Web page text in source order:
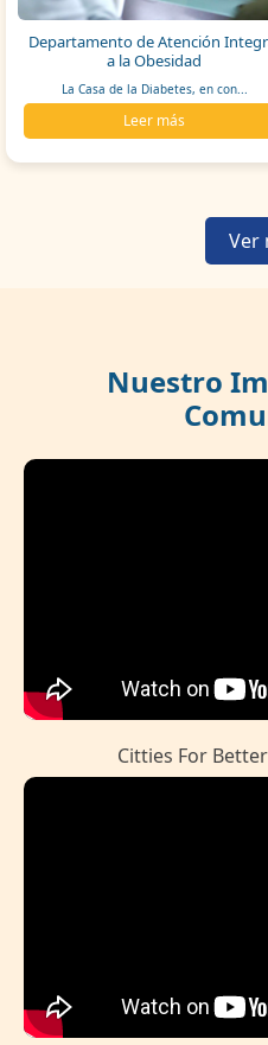
Departamento de Atención
a la Obesidad
La Casa de la Diabetes, en con...
Leer más
Ver
Nuestro
Citties For